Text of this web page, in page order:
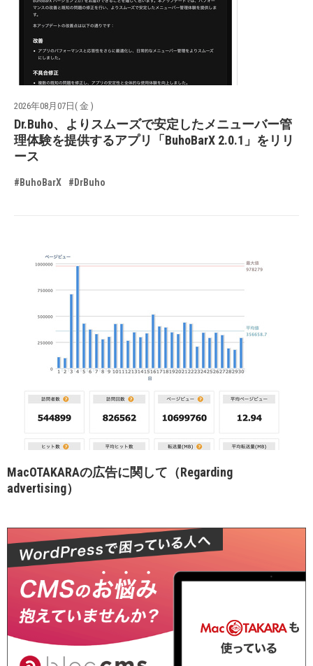
2026年08月07日( 金 )
Dr.Buho、よりスムーズで安定したメニューバー管
理体験を提供するアプリ「BuhoBarX 2.0.1」をリリ
ース
#BuhoBarX #DrBuho
MacOTAKARAの広告に関して（Regarding
advertising）